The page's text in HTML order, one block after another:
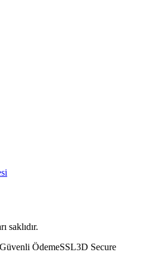
saklıdır.
ÖdemeSSL3D Secure